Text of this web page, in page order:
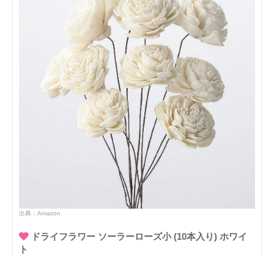
出典： Amazon
ドライフラワー ソーラーローズ小 (10本入り) ホワイ
ト